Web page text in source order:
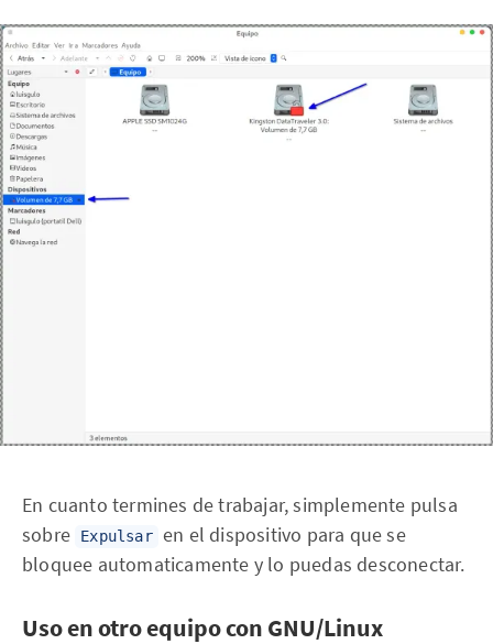
En cuanto termines de trabajar, simplemente pulsa
sobre
Expulsar en el dispositivo para que se
bloquee automaticamente y lo puedas desconectar.
Uso en otro equipo con GNU/Linux